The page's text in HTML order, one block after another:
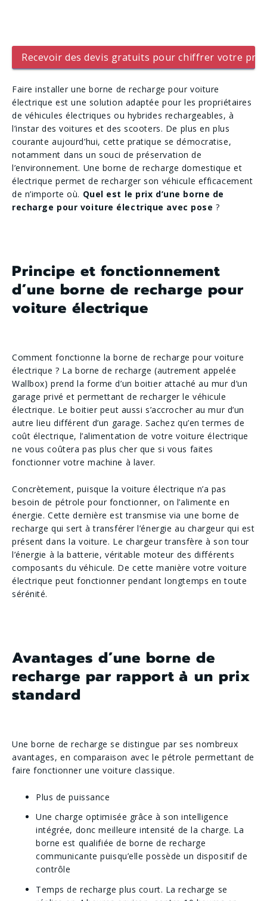
Recevoir des devis gratuits pour chiffrer votre
Faire installer une borne de recharge pour voiture
électrique est une solution adaptée pour les propriétaires
de véhicules électriques ou hybrides rechargeables, à
l’instar des voitures et des scooters. De plus en plus
courante aujourd’hui, cette pratique se démocratise,
notamment dans un souci de préservation de
l’environnement. Une borne de recharge domestique et
électrique permet de recharger son véhicule efficacement
de n’importe où. Quel est le prix d’une borne de
recharge pour voiture électrique avec pose ?
Principe et fonctionnement
d’une borne de recharge pour
voiture électrique
Comment fonctionne la borne de recharge pour voiture
électrique ? La borne de recharge (autrement appelée
Wallbox) prend la forme d’un boitier attaché au mur d’un
garage privé et permettant de recharger le véhicule
électrique. Le boitier peut aussi s’accrocher au mur d’un
autre lieu différent d’un garage. Sachez qu’en termes de
coût électrique, l’alimentation de votre voiture électrique
ne vous coûtera pas plus cher que si vous faites
fonctionner votre machine à laver.
Concrètement, puisque la voiture électrique n’a pas
besoin de pétrole pour fonctionner, on l’alimente en
énergie. Cette dernière est transmise via une borne de
recharge qui sert à transférer l’énergie au chargeur qui est
présent dans la voiture. Le chargeur transfère à son tour
l’énergie à la batterie, véritable moteur des différents
composants du véhicule. De cette manière votre voiture
électrique peut fonctionner pendant longtemps en toute
sérénité.
Avantages d’une borne de
recharge par rapport à un prix
standard
Une borne de recharge se distingue par ses nombreux
avantages, en comparaison avec le pétrole permettant de
faire fonctionner une voiture classique.
Plus de puissance
Une charge optimisée grâce à son intelligence
intégrée, donc meilleure intensité de la charge. La
borne est qualifiée de borne de recharge
communicante puisqu’elle possède un dispositif de
contrôle
Temps de recharge plus court. La recharge se